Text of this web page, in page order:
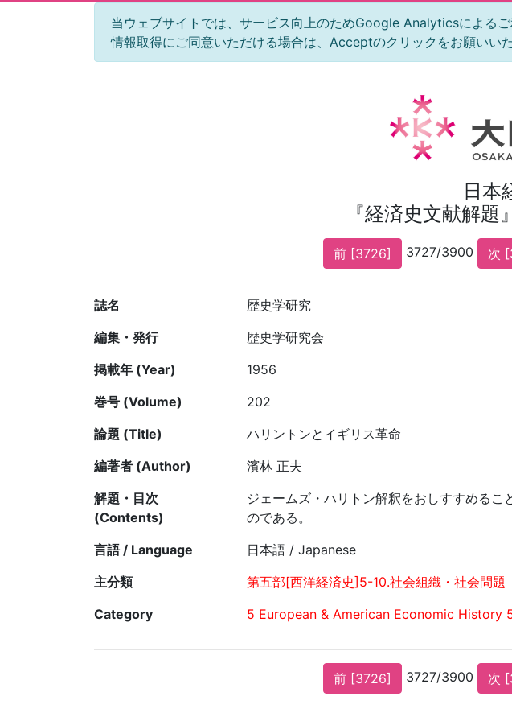
当ウェブサイトでは、サービス向上のためGoogle Analyticsによる
情報取得にご同意いただける場合は、Acceptのクリックをお願いいた
日本
『経済史文献解
前 [3726] 3727/3900 次
誌名
歴史学研究
編集・発行
歴史学研究会
掲載年 (Year)
1956
巻号 (Volume)
202
論題 (Title)
ハリントンとイギリス革命
編著者 (Author)
濱林 正夫
解題・目次
(Contents)
ジェームズ・ハリトン解釈をおしすすめる
のである。
言語 / Language
日本語 / Japanese
主分類
第五部[西洋経済史]5-10.社会組織・社会問題
Category
5 European & American Economic History
前 [3726] 3727/3900 次